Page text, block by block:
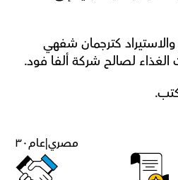
لصالح شركة ألفا فود.
٣٠عام|مصري